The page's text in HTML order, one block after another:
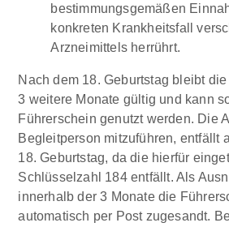
bestimmungsgemäßen
konkreten Krankheitsfall
Arzneimittels herrührt.
Nach dem 18. Geburtstag bleibt
3 weitere Monate gültig und kann
Führerschein genutzt werden. Die
Begleitperson mitzuführen, entfällt
18. Geburtstag, da die hierfür
Schlüsselzahl 184 entfällt. Als
innerhalb der 3 Monate die
automatisch per Post zugesandt.